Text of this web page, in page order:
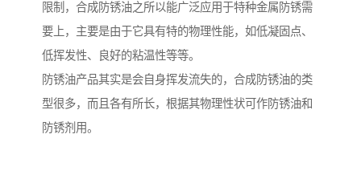
限制，合成防锈油之所以能广泛应用于特种金属防锈需
要上，主要是由于它具有特的物理性能，如低凝固点、
低挥发性、良好的粘温性等等。
防锈油产品其实是会自身挥发流失的，合成防锈油的类
型很多，而且各有所长，根据其物理性状可作防锈油和
防锈剂用。